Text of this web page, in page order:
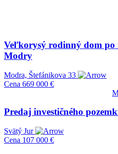
Veľkorysý rodinný dom po
Modry
Modra, Štefánikova 33
Cena 669 000 €
Predaj investičného
Svätý Jur
Cena 107 000 €